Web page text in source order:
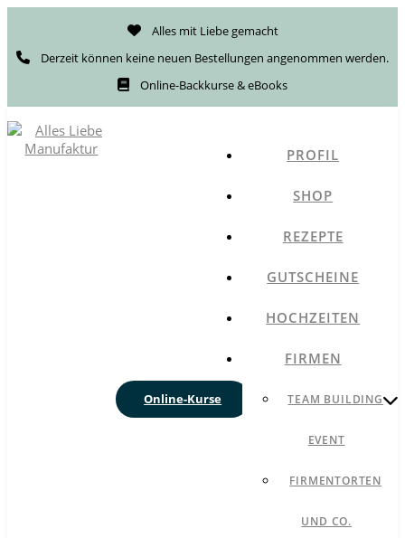
Alles mit Liebe gemacht
Derzeit können keine neuen Bestellungen angenommen werden.
Online-Backkurse & eBooks
Online-Kurse
PROFIL
SHOP
REZEPTE
GUTSCHEINE
HOCHZEITEN
FIRMEN
TEAM BUILDING
EVENT
FIRMENTORTEN
UND CO.